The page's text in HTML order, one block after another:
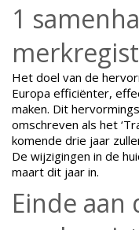
1
Het doel van de
Europa efficiënter,
maken. Dit
omschreven als het
komende drie jaar
De wijzigingen in de
maart dit jaar in.
Einde aan